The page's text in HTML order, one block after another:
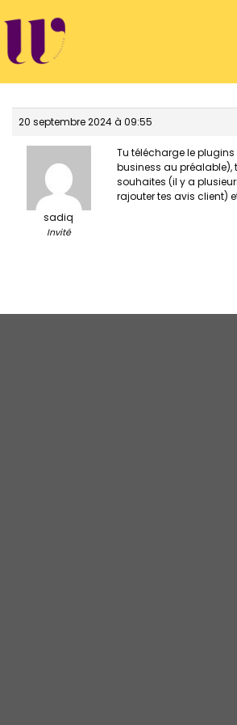
au
contenu
20 septembre 2024 à 09:55
sadiq
Invité
Tu télécharge le plugins
business au préalable),
souhaites (il y a
rajouter tes avis client)